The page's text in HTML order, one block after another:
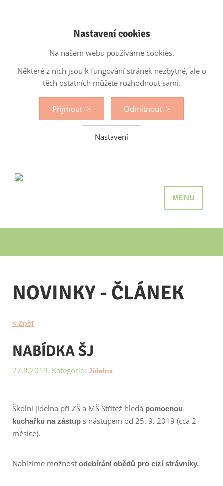
Nastavení cookies
Na našem webu používáme cookies.
Některé z nich jsou k fungování stránek nezbytné, ale o
těch ostatních můžete rozhodnout sami.
Přijmout Odmítnout
Nastavení
MENU
NOVINKY - ČLÁNEK
< Zpět
NABÍDKA ŠJ
27.8.2019. Kategorie: Jídelna
Školní jídelna při ZŠ a MŠ Střítež hledá pomocnou
kuchařku na zástup s nástupem od 25. 9. 2019 (cca 2
měsíce).
Nabízíme možnost odebírání obědů pro cizí strávníky.